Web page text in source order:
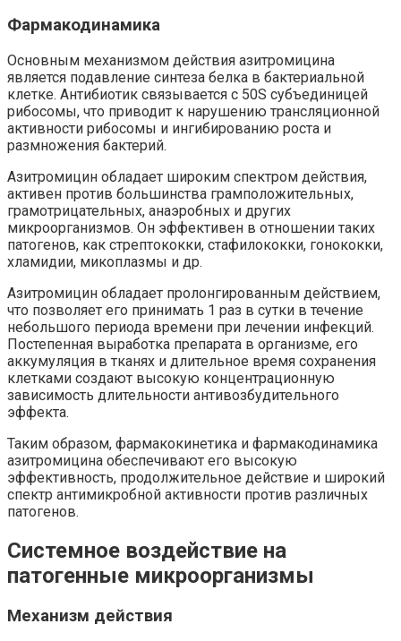
Фармакодинамика
Основным механизмом действия азитромицина
является подавление синтеза белка в бактериальной
клетке. Антибиотик связывается с 50S субъединицей
рибосомы, что приводит к нарушению трансляционной
активности рибосомы и ингибированию роста и
размножения бактерий.
Азитромицин обладает широким спектром действия,
активен против большинства грамположительных,
грамотрицательных, анаэробных и других
микроорганизмов. Он эффективен в отношении таких
патогенов, как стрептококки, стафилококки, гонококки,
хламидии, микоплазмы и др.
Азитромицин обладает пролонгированным действием,
что позволяет его принимать 1 раз в сутки в течение
небольшого периода времени при лечении инфекций.
Постепенная выработка препарата в организме, его
аккумуляция в тканях и длительное время сохранения
клетками создают высокую концентрационную
зависимость длительности антивозбудительного
эффекта.
Таким образом, фармакокинетика и фармакодинамика
азитромицина обеспечивают его высокую
эффективность, продолжительное действие и широкий
спектр антимикробной активности против различных
патогенов.
Системное воздействие на
патогенные микроорганизмы
Механизм действия